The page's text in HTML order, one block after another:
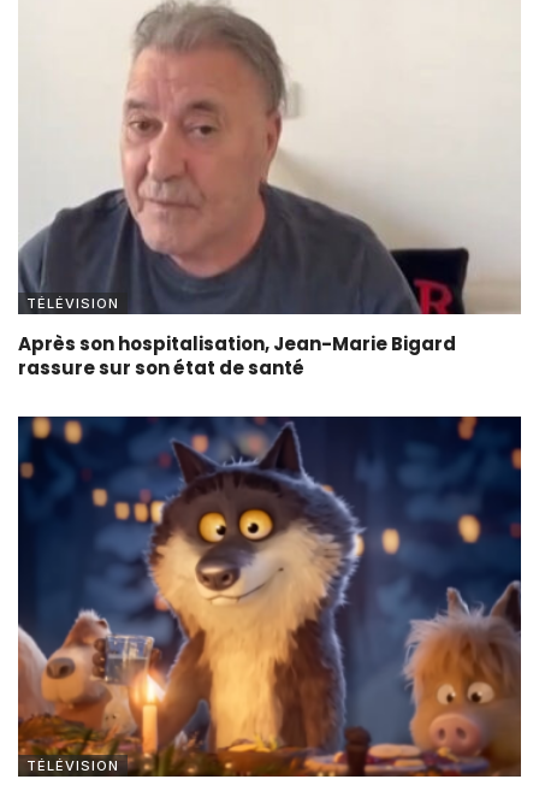
TÉLÉVISION
Après son hospitalisation, Jean-Marie Bigard
rassure sur son état de santé
TÉLÉVISION